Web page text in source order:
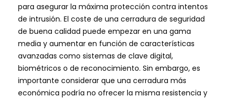
para asegurar la máxima protección contra intentos
de intrusión. El coste de una cerradura de seguridad
de buena calidad puede empezar en una gama
media y aumentar en función de características
avanzadas como sistemas de clave digital,
biométricos o de reconocimiento. Sin embargo, es
importante considerar que una cerradura más
económica podría no ofrecer la misma resistencia y